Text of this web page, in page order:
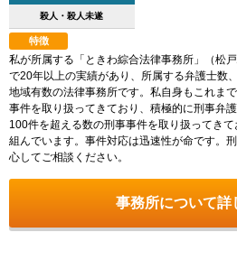
殺人・殺人未遂
特徴
私が所属する「ときわ綜合法律事務所」（松
で20年以上の実績があり、所属する弁護士数
地域有数の法律事務所です。私自身もこれま
事件を取り扱ってきており、積極的に刑事弁
100件を超える数の刑事事件を取り扱ってき
組んでいます。事件対応は迅速性が命です。
心してご相談ください。
事務所について詳